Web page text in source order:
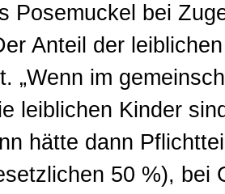
Posemuckel bei
Anteil der
„Wenn im
leiblichen Kinder
hätte dann
50 %), bei